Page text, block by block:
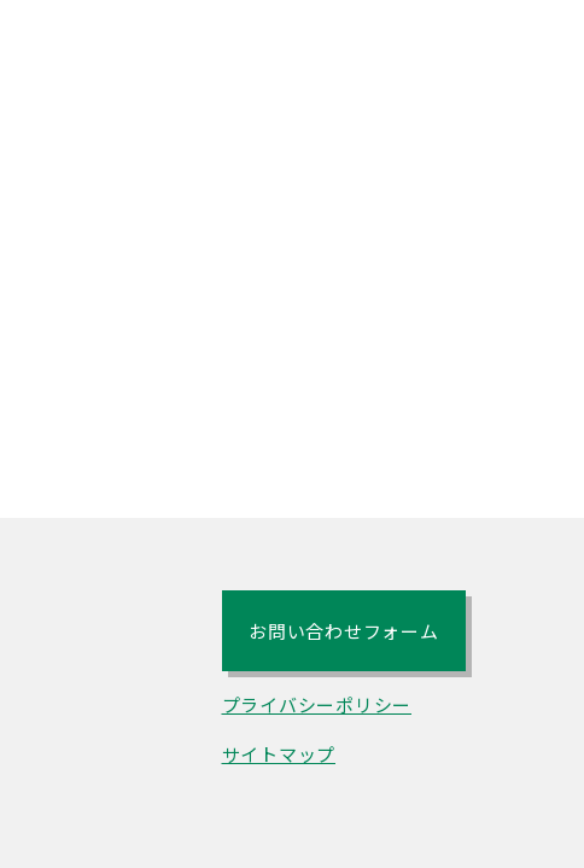
お問い合わせフォーム
プライバシーポリシー
サイトマップ